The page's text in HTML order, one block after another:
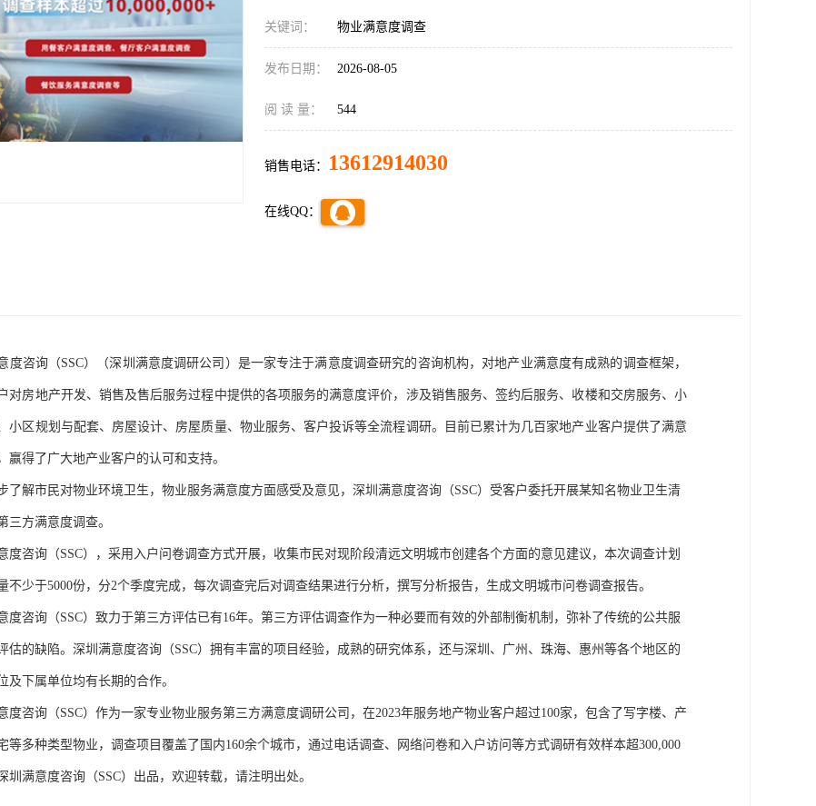
关键词： 物业满意度调查
发布日期： 2026-08-05
阅 读 量： 544
销售电话： 13612914030
在线QQ：
度咨询（SSC） （深圳满意度调研公司） 是一家专注于满意度调查研究的咨询机构，对地产业满意度有成熟的调查框架，
对房地产开发、销售及售后服务过程中提供的各项服务的满意度评价，涉及销售服务、签约后服务、收楼和交房服务、小
小区规划与配套、房屋设计、房屋质量、物业服务、客户投诉等全流程调研。目前已累计为 几百家地产业客户提供了满意
赢得了广大地产业客户的认可和支持。
了解市民对物业环境卫生，物业服务满意度方面感受及意见， 深圳满意度咨询（SSC） 受客户委托开展某知名物业卫生清
三方满意度调查。
度咨询（SSC）， 采用入户问卷调查方式开展，收集市民对现阶段清远文明城市创建各个方面的意见建议，本次调查计划
不少于5000份，分2个季度完成，每次调查完后对调查结果进行分析，撰写分析报告，生成文明城市问卷调查报告。
度咨询（SSC） 致力于第三方评估已有16年。第三方评估调查作为一种必要而有效的外部制衡机制，弥补了传统的公共服
估的缺陷。 深圳满意度咨询（SSC） 拥有丰富的项目经验，成熟的研究体系，还与深圳、广州、珠海、惠州等各个地区的
及下属单位均有长期的合作。
度咨询（SSC） 作为一家专业物业服务第三方满意度调研公司，在2023年服务地产物业客户超过100家，包含了写字楼、产
等多种类型物业，调查项目覆盖了国内160余个城市，通过电话调查、网络问卷和入户访问等方式调研有效样本超300,000
圳满意度咨询（SSC）出品，欢迎转载，请注明出处。